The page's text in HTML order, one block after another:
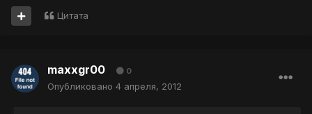
Цитата
maxxgr00 0
Опубликовано 4 апреля, 2012